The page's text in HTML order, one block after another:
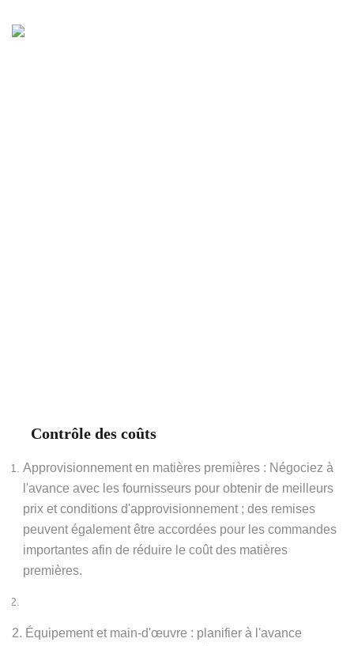
Contrôle des coûts
Approvisionnement en matières premières : Négociez à
l'avance avec les fournisseurs pour obtenir de meilleurs
prix et conditions d'approvisionnement ; des remises
peuvent également être accordées pour les commandes
importantes afin de réduire le coût des matières
premières.
2. Équipement et main-d'œuvre : planifier à l'avance